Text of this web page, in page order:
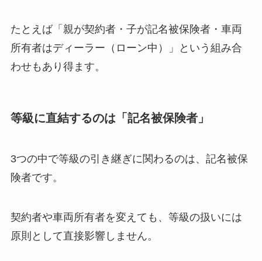
たとえば「親が契約者・子が記名被保険者・車両
所有者はディーラー（ローン中）」という組み合
わせもあり得ます。
等級に直結するのは「記名被保険者」
3つの中で等級の引き継ぎに関わるのは、記名被保
険者です。
契約者や車両所有者を変えても、等級の扱いには
原則として直接影響しません。